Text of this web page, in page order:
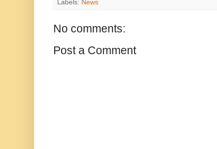
Labels: News
No comments:
Post a Comment